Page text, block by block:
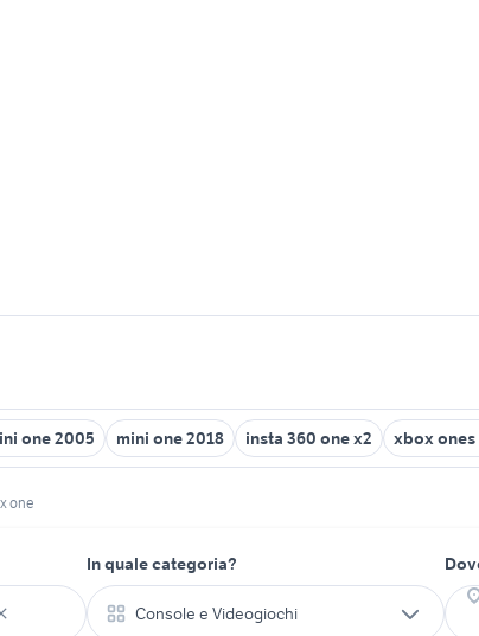
one 2005 mini one 2018 insta 360 one x2 xbox ones
one
In quale categoria?
Console e Videogiochi